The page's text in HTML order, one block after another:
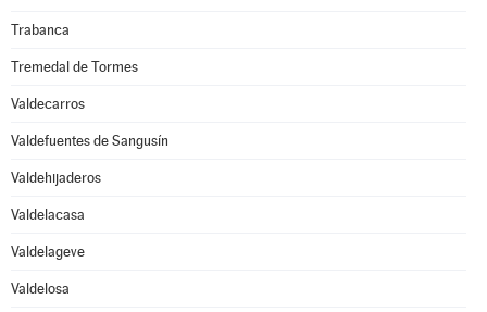
Trabanca
Tremedal de Tormes
Valdecarros
Valdefuentes de Sangusín
Valdehijaderos
Valdelacasa
Valdelageve
Valdelosa